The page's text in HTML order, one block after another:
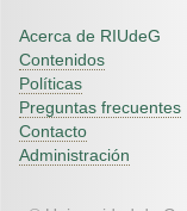
Acerca de RIUdeG
Contenidos
Políticas
Preguntas frecuentes
Contacto
Administración